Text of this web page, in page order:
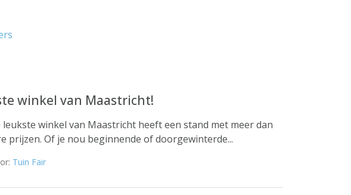
winkel van Maastricht!
winkel van Maastricht heeft een stand met meer dan
prijzen. Of je nou beginnende of doorgewinterde...
Tuin Fair